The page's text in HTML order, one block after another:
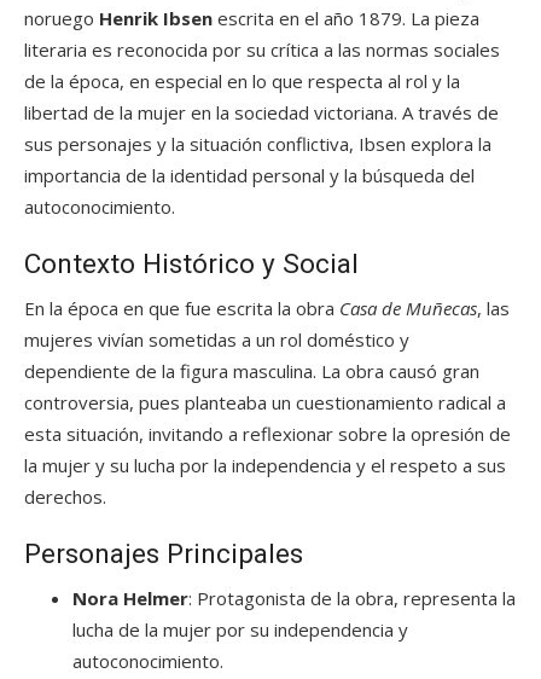
noruego Henrik Ibsen escrita en el año 1879. La pieza
literaria es reconocida por su crítica a las normas sociales
de la época, en especial en lo que respecta al rol y la
libertad de la mujer en la sociedad victoriana. A través de
sus personajes y la situación conflictiva, Ibsen explora la
importancia de la identidad personal y la búsqueda del
autoconocimiento.
Contexto Histórico y Social
En la época en que fue escrita la obra Casa de Muñecas, las
mujeres vivían sometidas a un rol doméstico y
dependiente de la figura masculina. La obra causó gran
controversia, pues planteaba un cuestionamiento radical a
esta situación, invitando a reflexionar sobre la opresión de
la mujer y su lucha por la independencia y el respeto a sus
derechos.
Personajes Principales
Nora Helmer: Protagonista de la obra, representa la
lucha de la mujer por su independencia y
autoconocimiento.